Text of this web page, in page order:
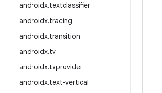
androidx.textclassifier
androidx.tracing
androidx.transition
androidx.tv
androidx.tvprovider
androidx.text-vertical